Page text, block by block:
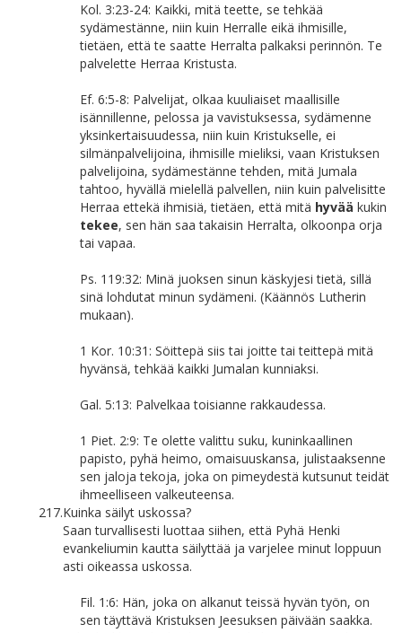
Kol. 3:23-24: Kaikki, mitä teette, se tehkää
sydämestänne, niin kuin Herralle eikä ihmisille,
tietäen, että te saatte Herralta palkaksi perinnön. Te
palvelette Herraa Kristusta.
Ef. 6:5-8: Palvelijat, olkaa kuuliaiset maallisille
isännillenne, pelossa ja vavistuksessa, sydämenne
yksinkertaisuudessa, niin kuin Kristukselle, ei
silmänpalvelijoina, ihmisille mieliksi, vaan Kristuksen
palvelijoina, sydämestänne tehden, mitä Jumala
tahtoo, hyvällä mielellä palvellen, niin kuin palvelisitte
Herraa ettekä ihmisiä, tietäen, että mitä hyvää kukin
tekee, sen hän saa takaisin Herralta, olkoonpa orja
tai vapaa.
Ps. 119:32: Minä juoksen sinun käskyjesi tietä, sillä
sinä lohdutat minun sydämeni. (Käännös Lutherin
mukaan).
1 Kor. 10:31: Söittepä siis tai joitte tai teittepä mitä
hyvänsä, tehkää kaikki Jumalan kunniaksi.
Gal. 5:13: Palvelkaa toisianne rakkaudessa.
1 Piet. 2:9: Te olette valittu suku, kuninkaallinen
papisto, pyhä heimo, omaisuuskansa, julistaaksenne
sen jaloja tekoja, joka on pimeydestä kutsunut teidät
ihmeelliseen valkeuteensa.
217.Kuinka säilyt uskossa?
Saan turvallisesti luottaa siihen, että Pyhä Henki
evankeliumin kautta säilyttää ja varjelee minut loppuun
asti oikeassa uskossa.
Fil. 1:6: Hän, joka on alkanut teissä hyvän työn, on
sen täyttävä Kristuksen Jeesuksen päivään saakka.